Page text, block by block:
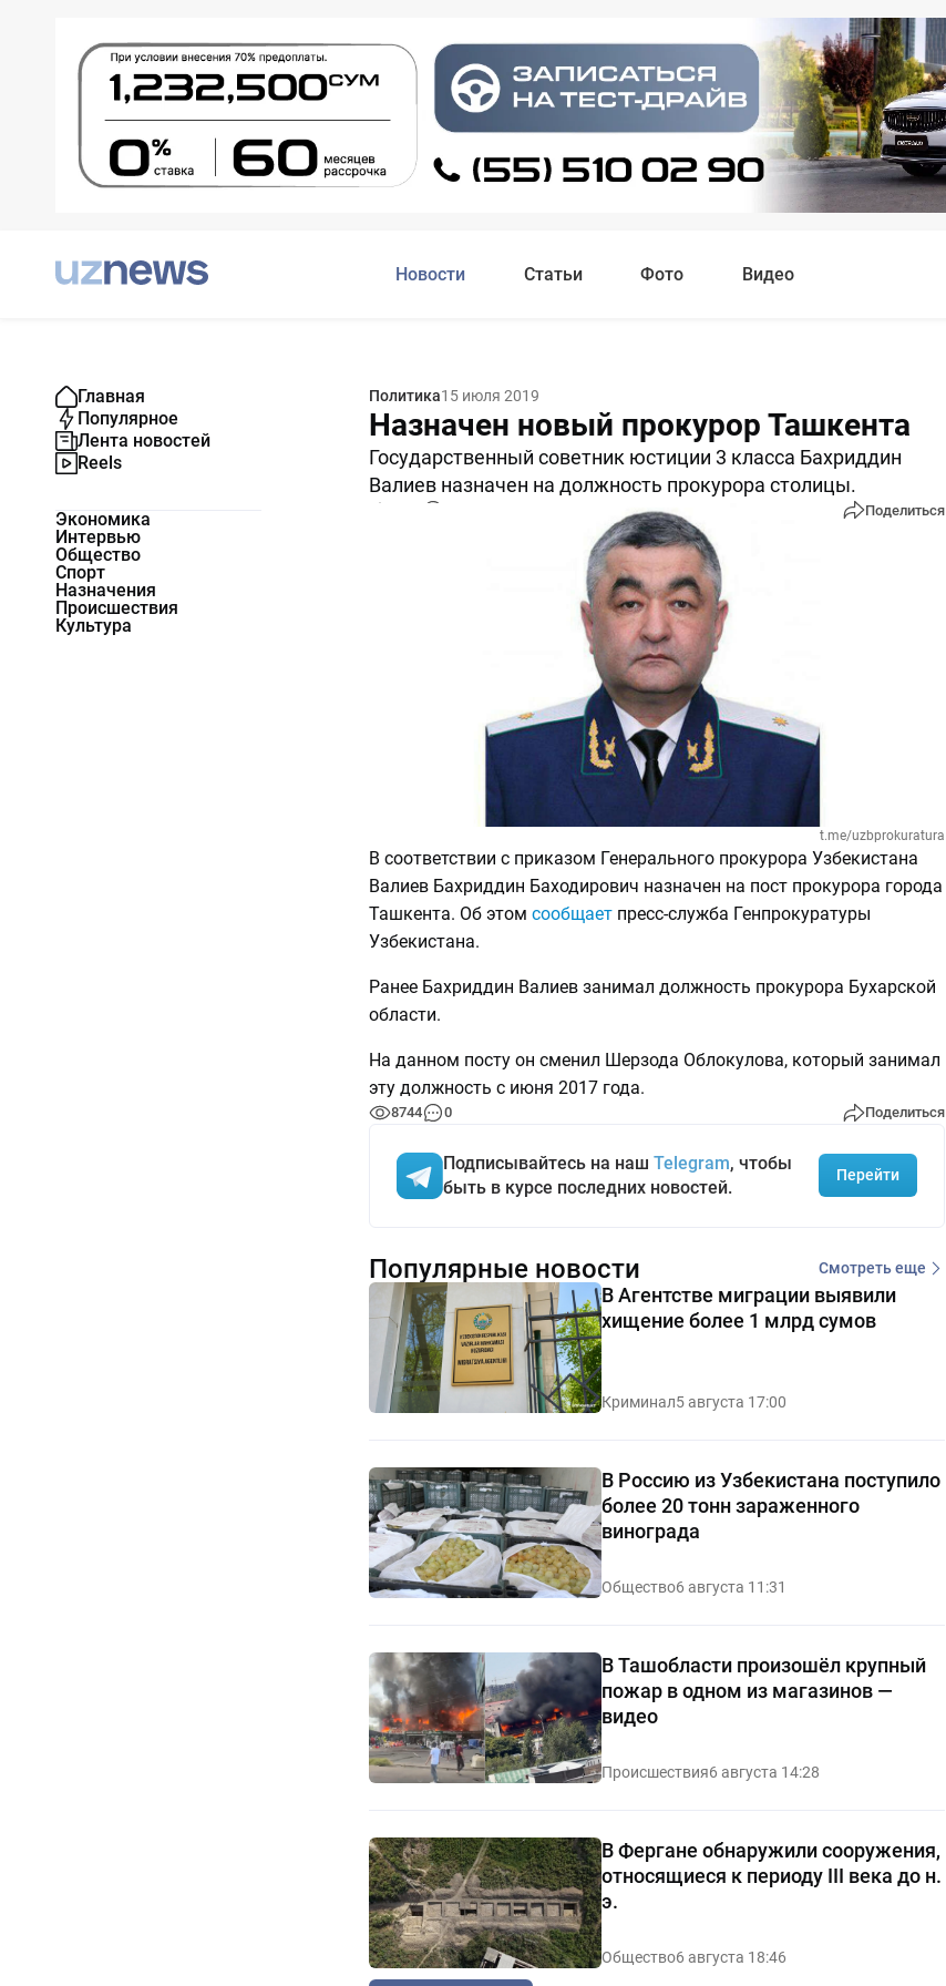
Новости Статьи Фото Видео
Главная
Популярное
Лента новостей
Reels
Экономика
Интервью
Общество
Спорт
Назначения
Происшествия
Культура
Политика15 июля 2019
Назначен новый прокурор Ташкента
Государственный советник юстиции 3 класса Бахриддин
Валиев назначен на должность прокурора столицы.
Поделиться
t.me/uzbprokuratura
В соответствии с приказом Генерального прокурора Узбекистана
Валиев Бахриддин Баходирович назначен на пост прокурора города
Ташкента. Об этом сообщаетпресс-служба Генпрокуратуры
Узбекистана.
Ранее Бахриддин Валиев занимал должность прокурора Бухарской
области.
На данном посту он сменил Шерзода Облокулова, который занимал
эту должность с июня 2017 года.
8744 0 Поделиться
Подписывайтесь на наш Telegram, чтобы
быть в курсе последних новостей.
Перейти
Популярные новости Смотреть еще
В Агентстве миграции выявили
хищение более 1 млрд сумов
Криминал5 августа 17:00
В Россию из Узбекистана поступило
более 20 тонн зараженного
винограда
Общество6 августа 11:31
В Ташобласти произошёл крупный
пожар в одном из магазинов —
видео
Происшествия6 августа 14:28
В Фергане обнаружили сооружения,
относящиеся к периоду III века до н.
э.
Общество6 августа 18:46